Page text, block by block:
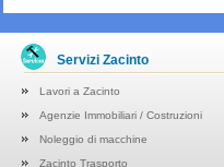
Servizi Zacinto
Lavori a Zacinto
Agenzie Immobiliari / Costruzioni
Noleggio di macchine
Zacinto Trasporto